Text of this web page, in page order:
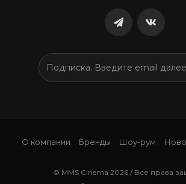
О компании Бренды Шоу-рум
© MMS Cinema 2026 / Все права